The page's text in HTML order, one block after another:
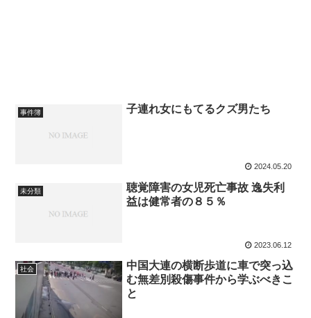
事件簿 子連れ女にもてるクズ男たち
2024.05.20
未分類
聴覚障害の女児死亡事故 逸失利
益は健常者の８５％
2023.06.12
社会
中国大連の横断歩道に車で突っ込
む無差別殺傷事件から学ぶべきこ
と